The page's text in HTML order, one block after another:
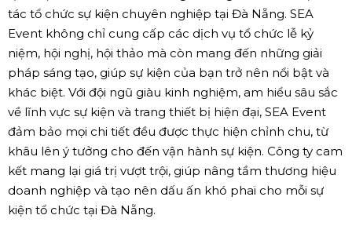
tác tổ chức sự kiện chuyên nghiệp tại Đà Nẵng. SEA
Event không chỉ cung cấp các dịch vụ tổ chức lễ kỷ
niệm, hội nghị, hội thảo mà còn mang đến những giải
pháp sáng tạo, giúp sự kiện của bạn trở nên nổi bật và
khác biệt. Với đội ngũ giàu kinh nghiệm, am hiểu sâu sắc
về lĩnh vực sự kiện và trang thiết bị hiện đại, SEA Event
đảm bảo mọi chi tiết đều được thực hiện chỉnh chu, từ
khâu lên ý tưởng cho đến vận hành sự kiện. Công ty cam
kết mang lại giá trị vượt trội, giúp nâng tầm thương hiệu
doanh nghiệp và tạo nên dấu ấn khó phai cho mỗi sự
kiện tổ chức tại Đà Nẵng.